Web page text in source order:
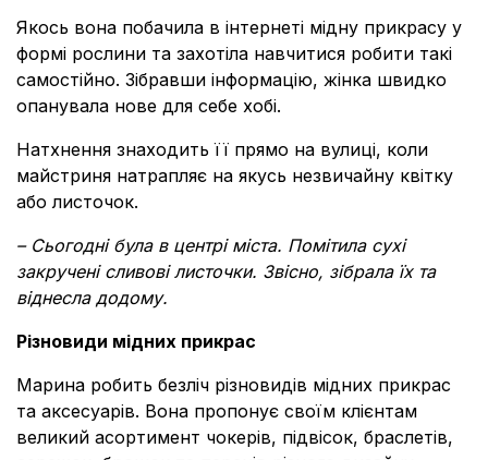
Якось вона побачила в інтернеті мідну прикрасу у
формі рослини та захотіла навчитися робити такі
самостійно. Зібравши інформацію, жінка швидко
опанувала нове для себе хобі.
Натхнення знаходить її прямо на вулиці, коли
майстриня натрапляє на якусь незвичайну квітку
або листочок.
– Сьогодні була в центрі міста. Помітила сухі
закручені сливові листочки. Звісно, зібрала їх та
віднесла додому.
Різновиди мідних прикрас
Марина робить безліч різновидів мідних прикрас
та аксесуарів. Вона пропонує своїм клієнтам
великий асортимент чокерів, підвісок, браслетів,